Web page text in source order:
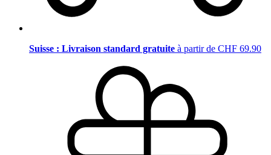
Suisse : Livraison standard gratuite à partir de CHF 69.90